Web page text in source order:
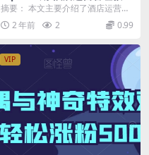
学，实操沉淀方法/照做就好
摘要： 本文主要介绍了酒店运营管
理教学的实操沉淀方法。课程内容
涵盖了酒店出租率订...
2 年前 2 0.99
VIP